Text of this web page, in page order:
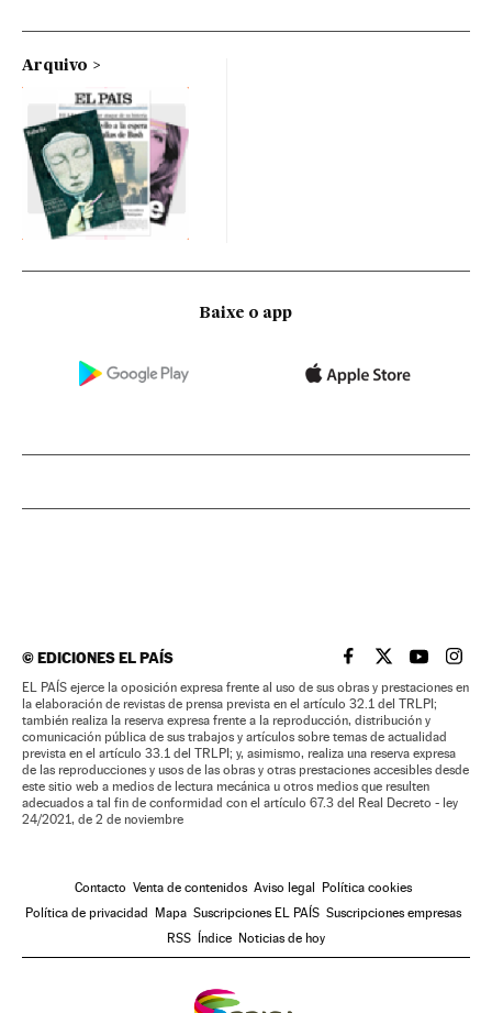
Arquivo
Baixe o app
©EDICIONES EL PAÍS EL PAÍS BRASIL EN
EL PAÍSEL PAÍS
EL
EL PAÍS ejerce la oposición expresa frente al uso de sus obras y prestaciones en
la elaboración de revistas de prensa prevista en el artículo 32.1 del TRLPI;
también realiza la reserva expresa frente a la reproducción, distribución y
comunicación pública de sus trabajos y artículos sobre temas de actualidad
prevista en el artículo 33.1 del TRLPI; y, asimismo, realiza una reserva expresa
de las reproducciones y usos de las obras y otras prestaciones accesibles desde
este sitio web a medios de lectura mecánica u otros medios que resulten
adecuados a tal fin de conformidad con el artículo 67.3 del Real Decreto - ley
24/2021, de 2 de noviembre
Contacto Venta de contenidos Aviso legal
Política cookies
Política de privacidad
Mapa Suscripciones EL PAÍS Suscripciones empresas
RSS
Índice Noticias de hoy